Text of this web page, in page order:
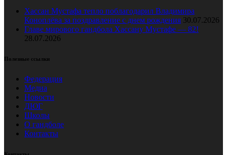
Хассан Мустафа тепло поблагодарил Владимира
Коноплёва за поздравление с днем рождения 30.07.2026
Главе мирового гандбола Хассану Мустафе — 82!
28.07.2026
Полезные ссылки
Федерация
Медиа
Новости
ДЮГ
Школы
О гандболе
Контакты